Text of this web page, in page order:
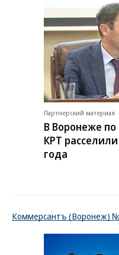
Партнерский материал
В Воронеже
КРТ
года
Коммерсантъ (Воронеж)